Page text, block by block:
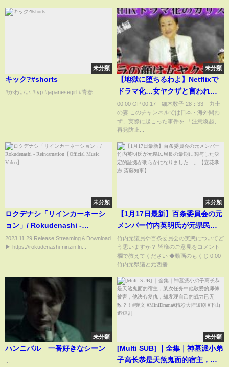
未分類
キック?#shorts
#かわいい #fyp #japanesegirl #青春...
未分類
【地獄に堕ちるわよ】Netflixで
ドラマ化…女ヤクザと言われた
カリスマ占い師の裏の顔【まと
め】
00:00 OP 00:17 細木数子 28：33 力士
の妻 このチャンネルでは日本・海外問わ
ず、実際に起こった事件を 「注意喚起、
再発防止...
未分類
ロクデナシ「リインカーネーシ
ョン」/ Rokudenashi -
Reincarnation【Official Music
Video】
2023.11.29 Release Streaming＆Download
▶︎ https://rokudenashi-ninzin.ln...
未分類
【1月17日最新】百条委員会の元
メンバー竹内英明氏が元県民局
長の最期に関与した決定的証拠
が明らかになりました…。【立
花孝志 斎藤知事】
竹内元議員や百条委員会の実態についてど
う思いますか？ 皆様のご意見をコメント
欄で教えてください ◆動画のもくじ 0:00
竹内元県議と元西播...
未分類
ハンニバル 一番好きなシーン
未分類
[Multi SUB] ｜全集｜神墓派小弟
子高长恭是天煞鬼面的宿主，某